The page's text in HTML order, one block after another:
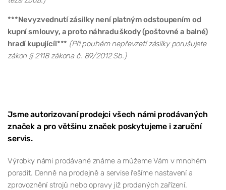
***Nevyzvednutí zásilky není platným odstoupením od
kupní smlouvy, a proto náhradu škody (poštovné a balné)
hradí kupující!*** (Při pouhém nepřevzetí zásilky porušujete
zákon § 2118 zákona č. 89/2012 Sb.)
Jsme autorizovaní prodejci všech námi prodávaných
značek a pro většinu značek poskytujeme i zaruční
servis.
Výrobky námi prodávané známe a můžeme Vám v mnohém
poradit. Denně na prodejně a servise řešíme nastavení a
zprovoznění strojů nebo opravy již prodaných zařízení.